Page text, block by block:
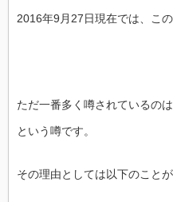
2016年9月27日現在では、こ
ただ一番多く噂されているの
という噂です。
その理由としては以下のことが